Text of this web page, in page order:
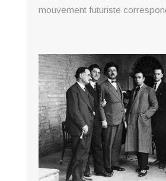
mouvement futuriste